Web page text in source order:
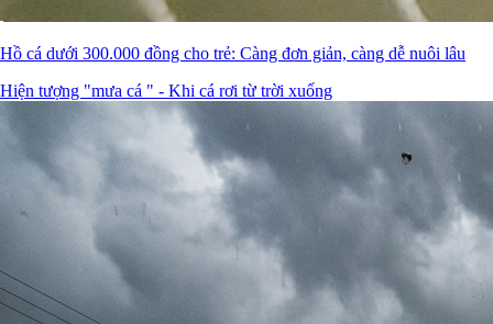
Hồ cá dưới 300.000 đồng cho trẻ: Càng đơn giản, càng dễ nuôi lâu
Hiện tượng "mưa cá " - Khi cá rơi từ trời xuống